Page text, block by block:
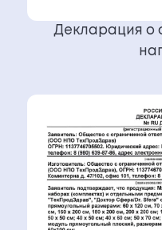
Декларация о